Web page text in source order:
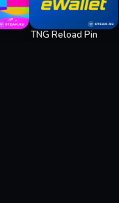
TNG Reload Pin